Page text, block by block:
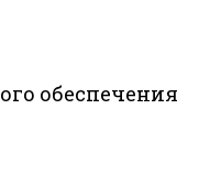
обеспечения